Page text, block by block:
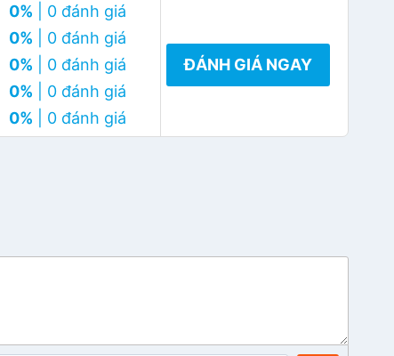
0% | 0 đánh giá
0% | 0 đánh giá
0% | 0 đánh giá
0% | 0 đánh giá
0% | 0 đánh giá
ĐÁNH GIÁ NGAY